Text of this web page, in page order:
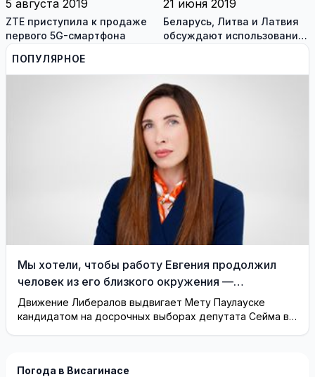
5 августа 2019
ZTE приступила к продаже
первого 5G-смартфона
21 июня 2019
Беларусь, Литва и Латвия
обсуждают использование
ПОПУЛЯРНОЕ
Мы хотели, чтобы работу Евгения продолжил
человек из его близкого окружения —
Висагинское отделение Либерального движения
Движение Либералов выдвигает Мету Паулауске
кандидатом на досрочных выборах депутата Сейма в
Погода в Висагинасе